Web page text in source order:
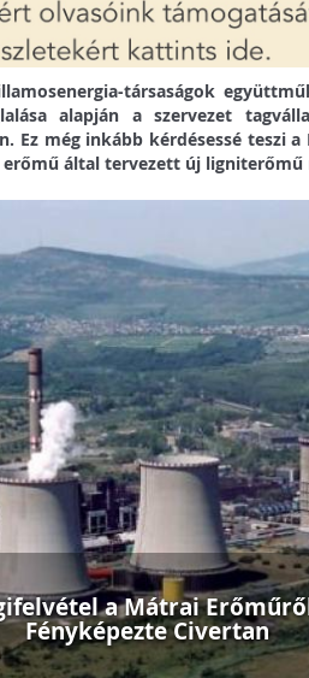
társaságok
alapján a szervezet
Ez még inkább kérdésessé teszi
erőmű által tervezett új ligniterőmű
a Mátrai
Fényképezte Civertan